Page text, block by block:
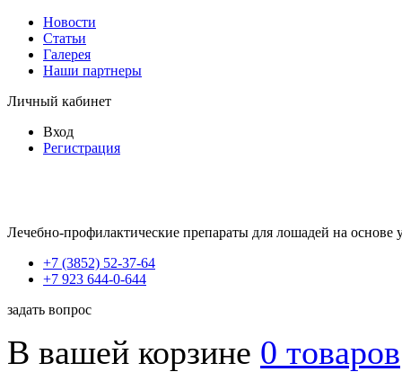
Новости
Статьи
Галерея
Наши партнеры
Личный кабинет
Вход
Регистрация
Лечебно-профилактические препараты для лошадей на
+7 (3852) 52-37-64
+7 923 644-0-644
задать вопрос
В вашей корзине 0 товаров